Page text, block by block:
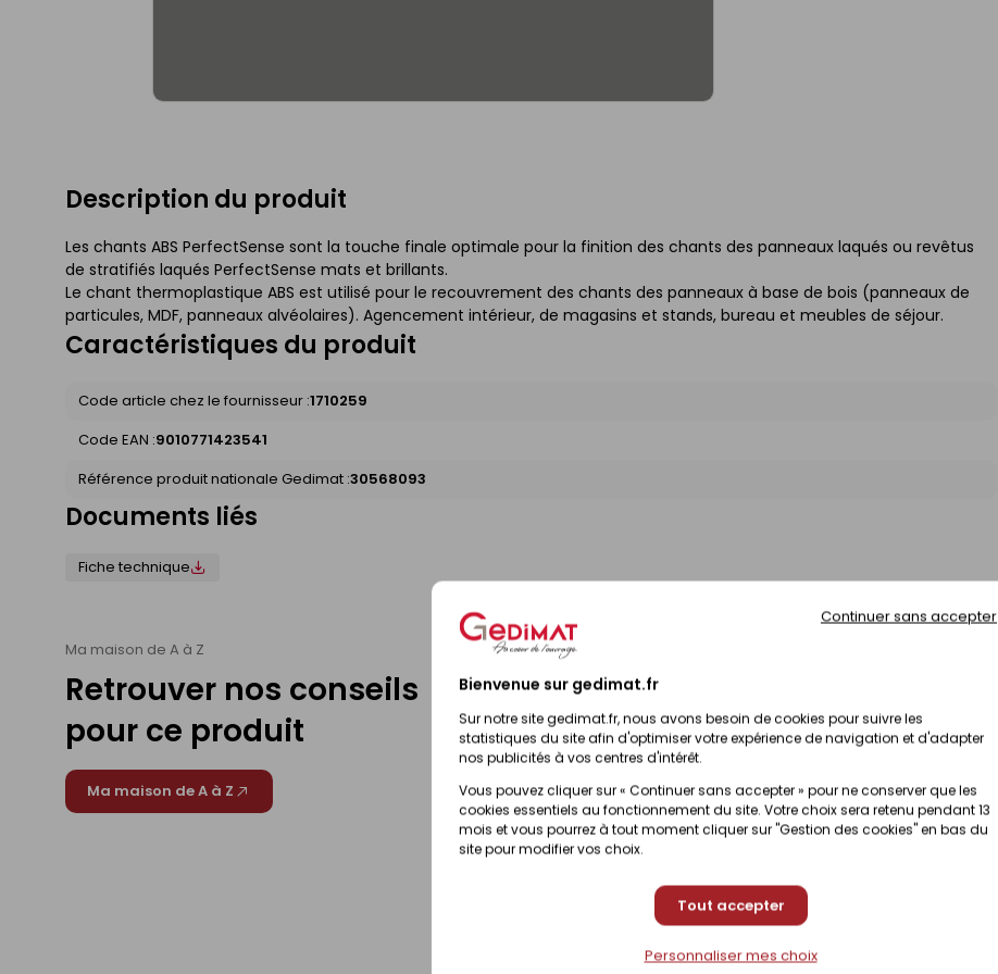
Bienvenue sur gedimat.fr
Sur notre site gedimat.fr, nous avons besoin de cookies pour suivre les
statistiques du site afin d'optimiser votre expérience de navigation et d'adapter
nos publicités à vos centres d'intérêt.
Vous pouvez cliquer sur « Continuer sans accepter » pour ne conserver que les
cookies essentiels au fonctionnement du site. Votre choix sera retenu pendant 13
mois et vous pourrez à tout moment cliquer sur "Gestion des cookies" en bas du
site pour modifier vos choix.
Tout accepter
Continuer sans accepter
Personnaliser mes choix
Description du produit
Les chants ABS PerfectSense sont la touche finale optimale pour la finition des chants des panneaux laqués ou revêtus
de stratifiés laqués PerfectSense mats et brillants.
Le chant thermoplastique ABS est utilisé pour le recouvrement des chants des panneaux à base de bois (panneaux de
particules, MDF, panneaux alvéolaires). Agencement intérieur, de magasins et stands, bureau et meubles de séjour.
Caractéristiques du produit
Code article chez le fournisseur :1710259
Code EAN :9010771423541
Référence produit nationale Gedimat :30568093
Documents liés
Fiche technique
Ma maison de A à Z
Retrouver nos conseils
pour ce produit
Ma maison de A à Z